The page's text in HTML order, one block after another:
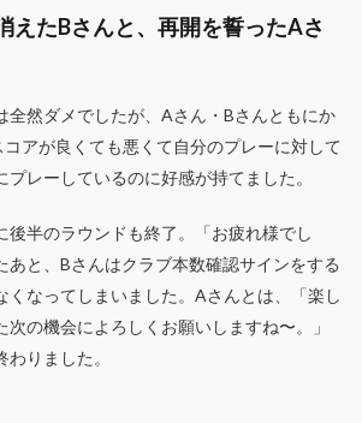
えたBさんと、再開を誓ったAさ
全然ダメでしたが、Aさん・Bさんともにか
アが良くても悪くて自分のプレーに対して
レーしているのに好感が持てました。
後半のラウンドも終了。「お疲れ様でし
あと、Bさんはクラブ本数確認サインをする
くなってしまいました。Aさんとは、「楽し
の機会によろしくお願いしますね〜。」
りました。